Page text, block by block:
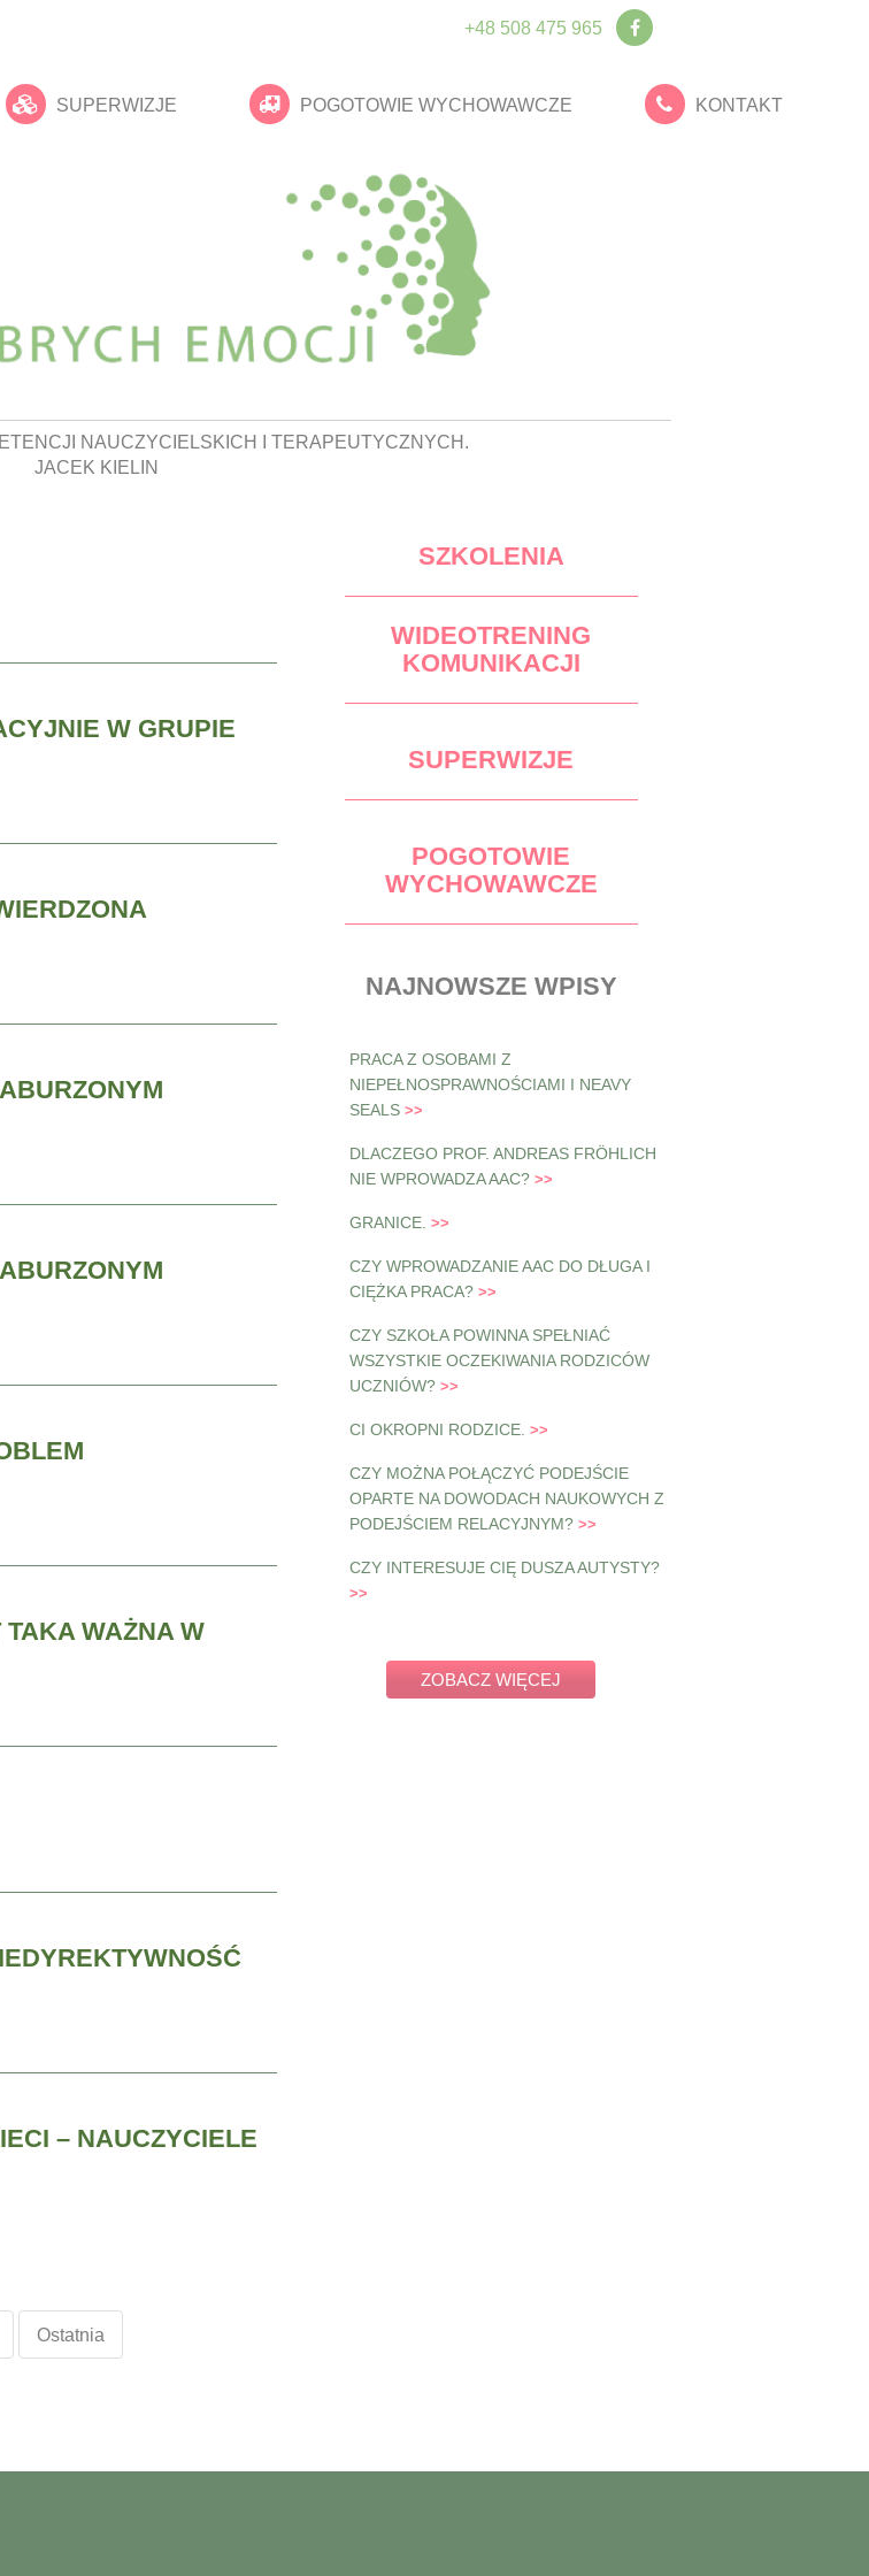
+48 508 475 965
SUPERWIZJE POGOTOWIE WYCHOWAWCZE KONTAKT
NAUCZYCIELSKICH I TERAPEUTYCZNYCH.
JACEK KIELIN
W GRUPIE
WAŻNA W
– NAUCZYCIELE
Ostatnia
SZKOLENIA
WIDEOTRENING
KOMUNIKACJI
SUPERWIZJE
POGOTOWIE
WYCHOWAWCZE
NAJNOWSZE WPISY
PRACA Z OSOBAMI Z
NIEPEŁNOSPRAWNOŚCIAMI I NEAVY
SEALS
DLACZEGO PROF. ANDREAS FRÖHLICH
NIE WPROWADZA AAC?
GRANICE.
CZY WPROWADZANIE AAC DO DŁUGA I
CIĘŻKA PRACA?
CZY SZKOŁA POWINNA SPEŁNIAĆ
WSZYSTKIE OCZEKIWANIA RODZICÓW
UCZNIÓW?
CI OKROPNI RODZICE.
CZY MOŻNA POŁĄCZYĆ PODEJŚCIE
OPARTE NA DOWODACH NAUKOWYCH Z
PODEJŚCIEM RELACYJNYM?
CZY INTERESUJE CIĘ DUSZA AUTYSTY?
ZOBACZ WIĘCEJ